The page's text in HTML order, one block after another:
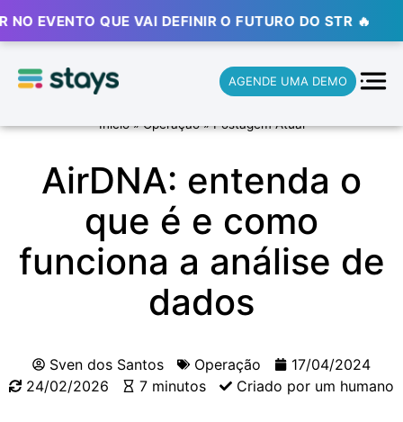
QUE VAI DEFINIR O FUTURO DO STR 🔥 ⚡ ⚡ ⚡
AGENDE UMA DEMO
Início»Operação»Postagem Atual
AirDNA: entenda o
que é e como
funciona a análise de
dados
Sven dos Santos Operação
17/04/2024
24/02/2026
7 minutos Criado por um humano